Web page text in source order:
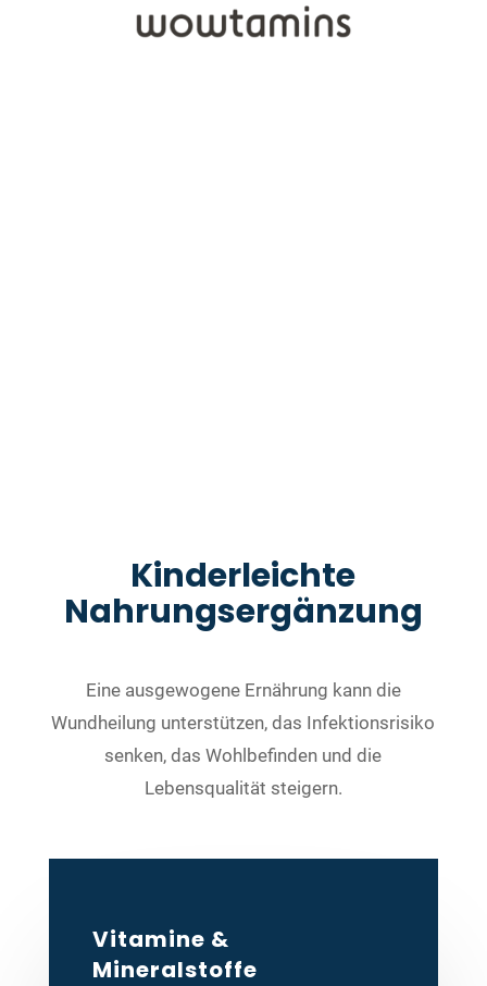
Kinderleichte
Nahrungsergänzung
Eine ausgewogene Ernährung kann die
Wundheilung unterstützen, das Infektionsrisiko
senken, das Wohlbefinden und die
Lebensqualität steigern.
Vitamine &
Mineralstoffe